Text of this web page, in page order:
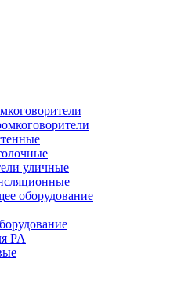
уличные
оборудование
PA